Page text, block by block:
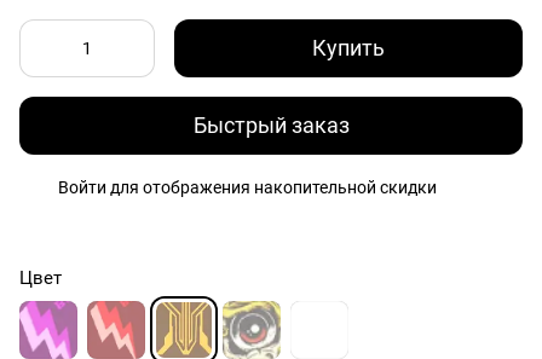
Купить
Быстрый заказ
Войти для отображения накопительной скидки
Цвет